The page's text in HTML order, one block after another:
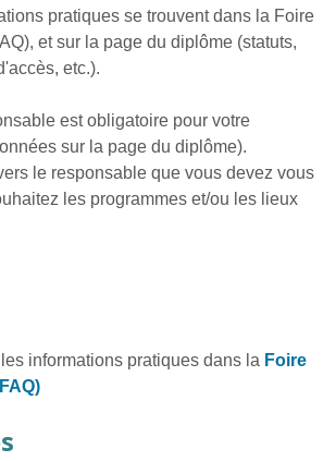
pratiques se trouvent dans la Foire
et sur la page du diplôme (statuts,
etc.).
est obligatoire pour votre
sur la page du diplôme).
le responsable que vous devez vous
les programmes et/ou les lieux
informations pratiques dans la Foire